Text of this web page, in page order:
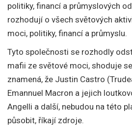
politiky, financí a průmyslových
rozhodují o všech světových
moci, politiky, financí a průmyslu.
Tyto společnosti se rozhodly
mafii ze světové moci, shoduje
znamená, že Justin Castro
Emannuel Macron a jejich
Angelli a další, nebudou na této
působit, říkají zdroje.